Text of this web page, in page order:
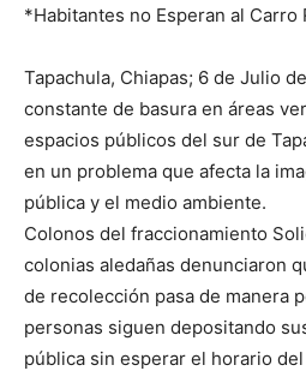
*Habitantes no Esperan al Carro
Tapachula, Chiapas; 6 de Julio
constante de basura en áreas
espacios públicos del sur de
en un problema que afecta la
pública y el medio ambiente.
Colonos del fraccionamiento
colonias aledañas denunciaron
de recolección pasa de manera
personas siguen depositando
pública sin esperar el horario